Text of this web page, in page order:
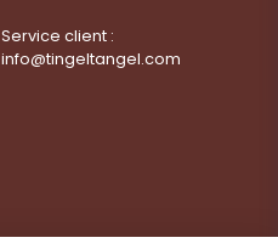
Service client :
info@tingeltangel.com